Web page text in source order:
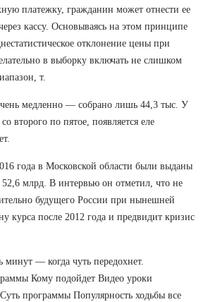
платежку, гражданин может отнести ее
кассу. Основываясь на этом принципе
отклонение цены при
в выборку включать не слишком
т.
медленно — собрано лишь 44,3 тыс. У
второго по пятое, появляется еле
года в Московской области были выданы
млрд. В интервью он отметил, что не
будущего России при нынешней
курса после 2012 года и предвидит кризис
минут — когда чуть передохнет.
Кому подойдет Видео уроки
программы Популярность ходьбы все